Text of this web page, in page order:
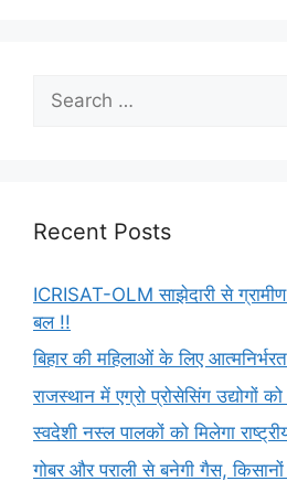
Recent Posts
ICRISAT-OLM साझेदारी से
बल !!
बिहार की महिलाओं के लिए
राजस्थान में एग्रो प्रोसेसिंग उद्योगों
स्वदेशी नस्ल पालकों को मिलेगा
गोबर और पराली से बनेगी गैस, किसानों